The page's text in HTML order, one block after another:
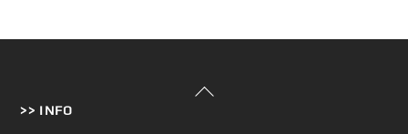
Back
>> INFO